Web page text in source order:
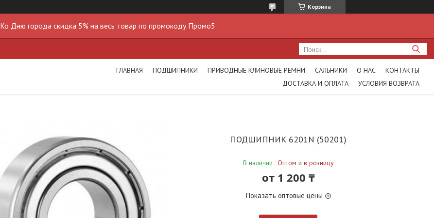
Корзина
Ко Дню города скидка 5% на весь товар по промокоду Промо5
ГЛАВНАЯ ПОДШИПНИКИ ПРИВОДНЫЕ КЛИНОВЫЕ РЕМНИ САЛЬНИКИ О НАС
КОНТАКТЫ
ДОСТАВКА И ОПЛАТА
УСЛОВИЯ ВОЗВРАТА
ПОДШИПНИК 6201N (50201)
В наличии Оптом и в розницу
от 1 200 ₸
Показать оптовые цены